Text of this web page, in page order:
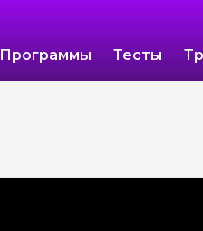
Программы Тесты